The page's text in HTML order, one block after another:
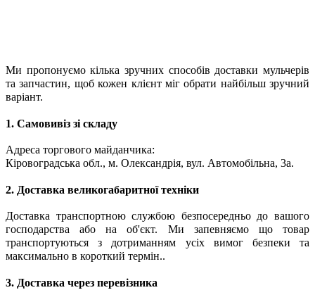
Ми пропонуємо кілька зручних способів доставки мульчерів
та запчастин, щоб кожен клієнт міг обрати найбільш зручний
варіант.
1. Самовивіз зі складу
Адреса торгового майданчика:
Кіровоградська обл., м. Олександрія, вул. Автомобільна, 3а.
2. Доставка великогабаритної техніки
Доставка транспортною службою безпосередньо до вашого
господарства або на об'єкт. Ми запевняємо що товар
транспортуються з дотриманням усіх вимог безпеки та
максимально в короткий термін..
3. Доставка через перевізника